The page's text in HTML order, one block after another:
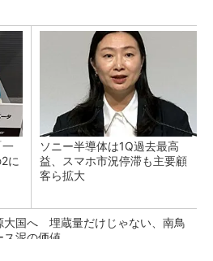
一
に
ソニー半導体は1Q過去最高
益、スマホ市況停滞も主要顧
客ら拡大
大国へ 埋蔵量だけじゃない、南鳥
ス泥の価値